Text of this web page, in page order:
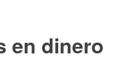
en dinero